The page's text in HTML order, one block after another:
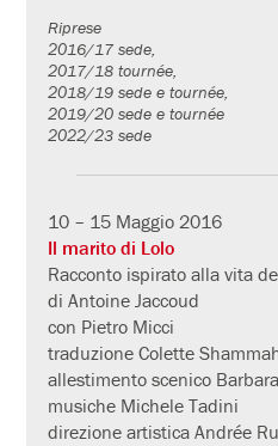
Riprese
2016/17 sede,
2017/18 tournée,
2018/19 sede e tournée,
2019/20 sede e tournée
2022/23 sede
10 – 15 Maggio 2016
Il marito di Lolo
Racconto ispirato alla vita
di Antoine Jaccoud
con Pietro Micci
traduzione Colette
allestimento scenico
musiche Michele Tadini
direzione artistica Andrée